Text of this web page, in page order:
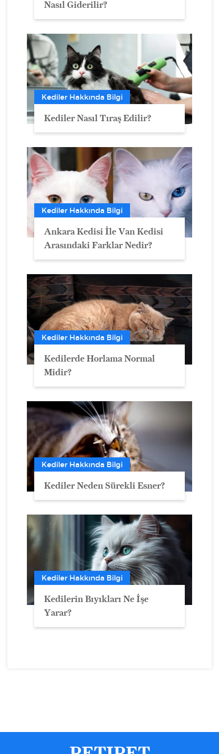
Nasıl Giderilir?
Kediler Hakkında Bilgi
Kediler Nasıl Tıraş Edilir?
Kediler Hakkında Bilgi
Ankara Kedisi İle Van Kedisi
Arasındaki Farklar Nedir?
Kediler Hakkında Bilgi
Kedilerde Horlama Normal
Midir?
Kediler Hakkında Bilgi
Kediler Neden Sürekli Esner?
Kediler Hakkında Bilgi
Kedilerin Bıyıkları Ne İşe
Yarar?